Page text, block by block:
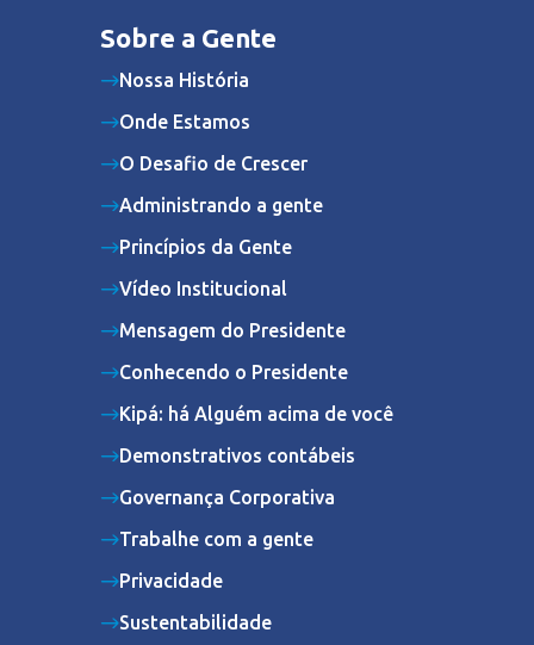
Sobre a Gente
Nossa História
Onde Estamos
O Desafio de Crescer
Administrando a gente
Princípios da Gente
Vídeo Institucional
Mensagem do Presidente
Conhecendo o Presidente
Kipá: há Alguém acima de você
Demonstrativos contábeis
Governança Corporativa
Trabalhe com a gente
Privacidade
Sustentabilidade